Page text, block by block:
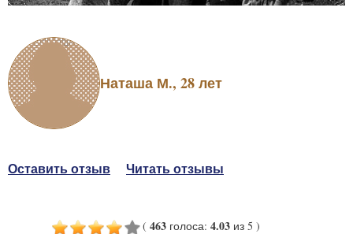
Наташа М., 28 лет
Оставить отзыв Читать отзывы
( 463 голоса: 4.03из 5 )